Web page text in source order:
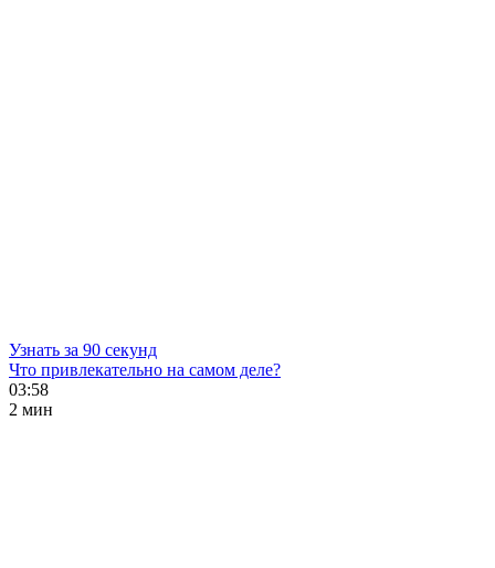
Узнать за 90 секунд
Что привлекательно на самом деле?
03:58
2 мин